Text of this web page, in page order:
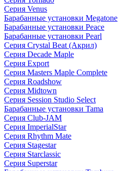
Серия Venus
Барабанные установки Megatone
Барабанные установки Peace
Барабанные установки Pearl
Серия Crystal Beat (Акрил)
Серия Decade Maple
Серия Export
Серия Masters Maple Complete
Серия Roadshow
Серия Midtown
Серия Session Studio Select
Барабанные установки Tama
Серия Club-JAM
Серия ImperialStar
Серия Rhythm Mate
Серия Stagestar
Серия Starclassic
Серия Superstar